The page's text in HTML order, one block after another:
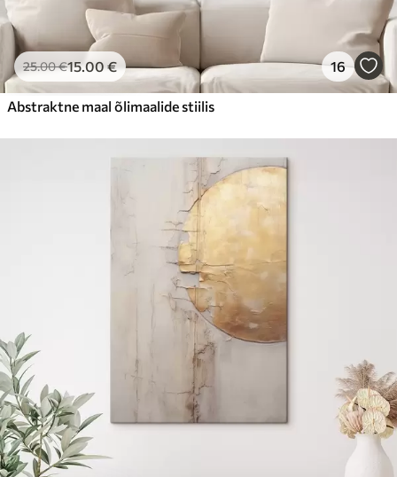
25.00€15.00€ 16
Abstraktne maal õlimaalide stiilis